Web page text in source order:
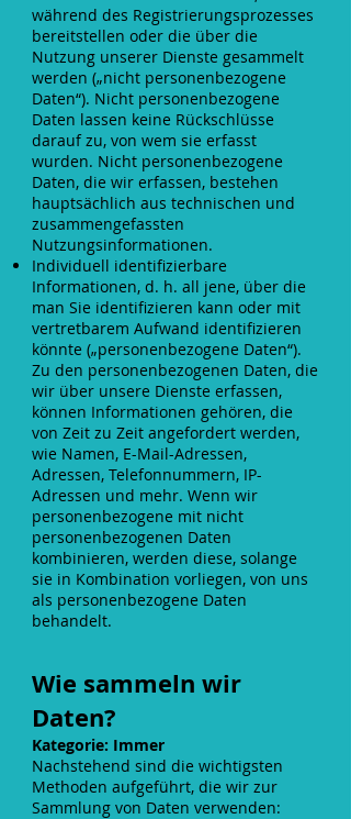
während des Registrierungsprozesses
bereitstellen oder die über die
Nutzung unserer Dienste gesammelt
werden („nicht personenbezogene
Daten“). Nicht personenbezogene
Daten lassen keine Rückschlüsse
darauf zu, von wem sie erfasst
wurden. Nicht personenbezogene
Daten, die wir erfassen, bestehen
hauptsächlich aus technischen und
zusammengefassten
Nutzungsinformationen.
Individuell identifizierbare
Informationen, d. h. all jene, über die
man Sie identifizieren kann oder mit
vertretbarem Aufwand identifizieren
könnte („personenbezogene Daten“).
Zu den personenbezogenen Daten, die
wir über unsere Dienste erfassen,
können Informationen gehören, die
von Zeit zu Zeit angefordert werden,
wie Namen, E-Mail-Adressen,
Adressen, Telefonnummern, IP-
Adressen und mehr. Wenn wir
personenbezogene mit nicht
personenbezogenen Daten
kombinieren, werden diese, solange
sie in Kombination vorliegen, von uns
als personenbezogene Daten
behandelt.
Wie sammeln wir
Daten?
Kategorie: Immer
Nachstehend sind die wichtigsten
Methoden aufgeführt, die wir zur
Sammlung von Daten verwenden: